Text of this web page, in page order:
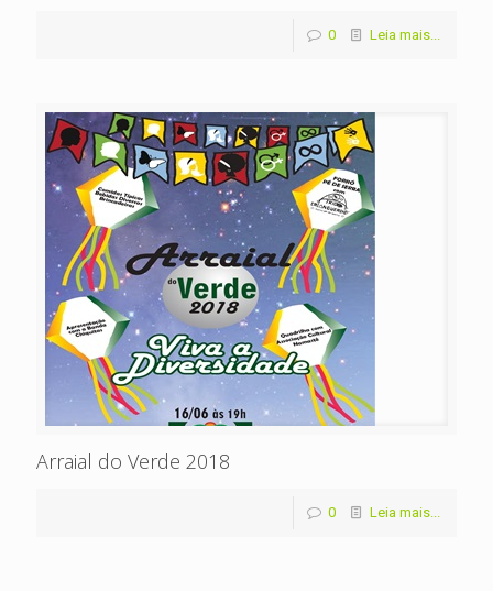
0 Leia mais...
Arraial do Verde 2018
0 Leia mais...